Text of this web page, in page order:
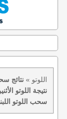
اللوتو »
سحب اللوتو